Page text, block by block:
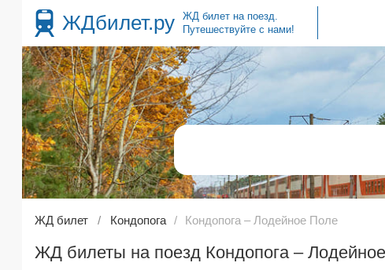
ЖДбилет.ру
ЖД билет на поезд.
Путешествуйте с нами!
ЖД билет Кондопога Кондопога – Лодейное Поле
ЖД билеты на поезд Кондопога –